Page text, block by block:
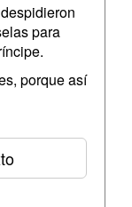
para
porque así